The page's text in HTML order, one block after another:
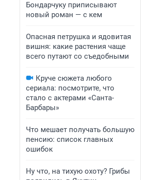
Бондарчуку приписывают
новый роман — с кем
Опасная петрушка и ядовитая
вишня: какие растения чаще
всего путают со съедобными
Круче сюжета любого
сериала: посмотрите, что
стало с актерами «Санта-
Барбары»
Что мешает получать большую
пенсию: список главных
ошибок
Ну что, на тихую охоту? Грибы